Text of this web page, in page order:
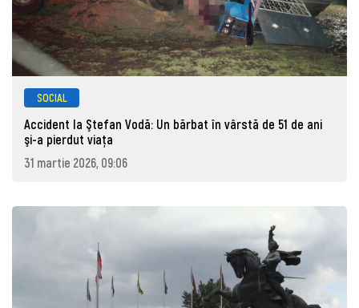
SOCIAL
Accident la Ştefan Vodă: Un bărbat în vârstă de 51 de ani
şi-a pierdut viaţa
31 martie 2026, 09:06